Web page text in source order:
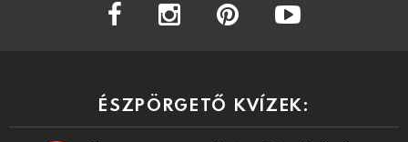
ÉSZPÖRGETŐ KVÍZEK: